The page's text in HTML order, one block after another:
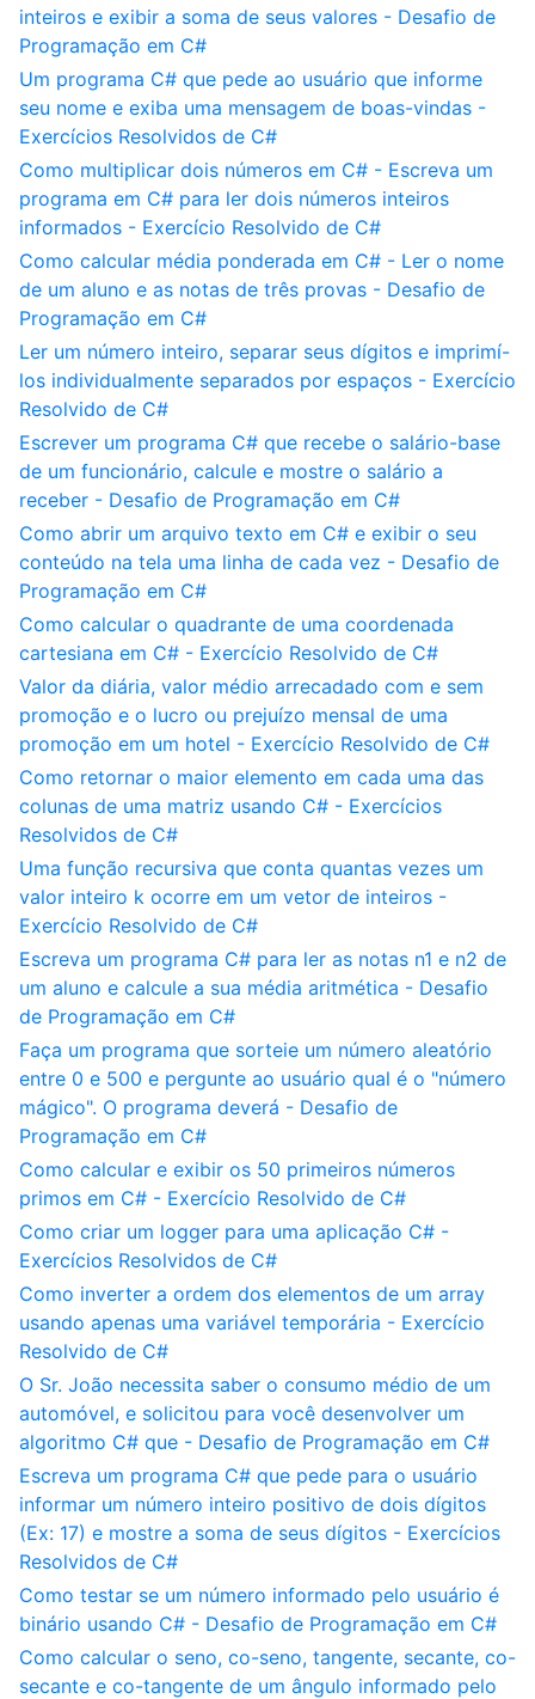
inteiros e exibir a soma de seus valores - Desafio de
Programação em C#
Um programa C# que pede ao usuário que informe
seu nome e exiba uma mensagem de boas-vindas -
Exercícios Resolvidos de C#
Como multiplicar dois números em C# - Escreva um
programa em C# para ler dois números inteiros
informados - Exercício Resolvido de C#
Como calcular média ponderada em C# - Ler o nome
de um aluno e as notas de três provas - Desafio de
Programação em C#
Ler um número inteiro, separar seus dígitos e imprimí-
los individualmente separados por espaços - Exercício
Resolvido de C#
Escrever um programa C# que recebe o salário-base
de um funcionário, calcule e mostre o salário a
receber - Desafio de Programação em C#
Como abrir um arquivo texto em C# e exibir o seu
conteúdo na tela uma linha de cada vez - Desafio de
Programação em C#
Como calcular o quadrante de uma coordenada
cartesiana em C# - Exercício Resolvido de C#
Valor da diária, valor médio arrecadado com e sem
promoção e o lucro ou prejuízo mensal de uma
promoção em um hotel - Exercício Resolvido de C#
Como retornar o maior elemento em cada uma das
colunas de uma matriz usando C# - Exercícios
Resolvidos de C#
Uma função recursiva que conta quantas vezes um
valor inteiro k ocorre em um vetor de inteiros -
Exercício Resolvido de C#
Escreva um programa C# para ler as notas n1 e n2 de
um aluno e calcule a sua média aritmética - Desafio
de Programação em C#
Faça um programa que sorteie um número aleatório
entre 0 e 500 e pergunte ao usuário qual é o "número
mágico". O programa deverá - Desafio de
Programação em C#
Como calcular e exibir os 50 primeiros números
primos em C# - Exercício Resolvido de C#
Como criar um logger para uma aplicação C# -
Exercícios Resolvidos de C#
Como inverter a ordem dos elementos de um array
usando apenas uma variável temporária - Exercício
Resolvido de C#
O Sr. João necessita saber o consumo médio de um
automóvel, e solicitou para você desenvolver um
algoritmo C# que - Desafio de Programação em C#
Escreva um programa C# que pede para o usuário
informar um número inteiro positivo de dois dígitos
(Ex: 17) e mostre a soma de seus dígitos - Exercícios
Resolvidos de C#
Como testar se um número informado pelo usuário é
binário usando C# - Desafio de Programação em C#
Como calcular o seno, co-seno, tangente, secante, co-
secante e co-tangente de um ângulo informado pelo